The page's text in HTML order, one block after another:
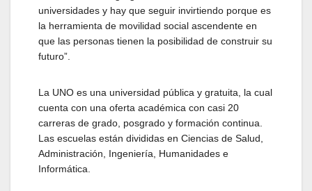
universidades y hay que seguir invirtiendo porque es
la herramienta de movilidad social ascendente en
que las personas tienen la posibilidad de construir su
futuro”.
La UNO es una universidad pública y gratuita, la cual
cuenta con una oferta académica con casi 20
carreras de grado, posgrado y formación continua.
Las escuelas están divididas en Ciencias de Salud,
Administración, Ingeniería, Humanidades e
Informática.